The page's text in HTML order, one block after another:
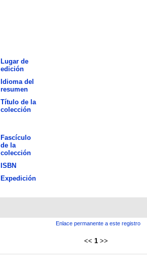
Lugar de
edición
Idioma del
resumen
Título de la
colección
Fascículo
de la
colección
ISBN
Expedición
Enlace permanente a este registro
<< 1 >>